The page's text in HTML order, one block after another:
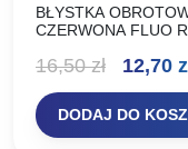
BŁYSTKA
CZERWONA FLUO
16,50zł
cena
12,70
DODAJ DO